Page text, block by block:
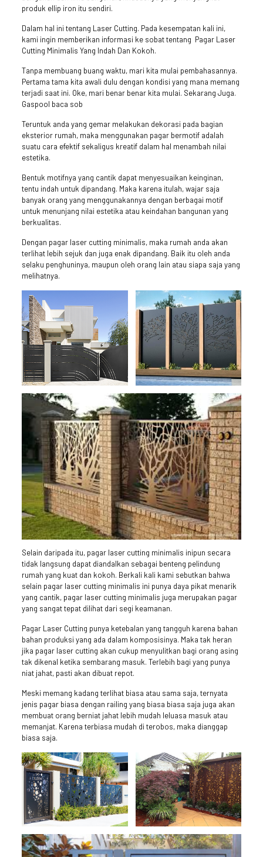
produk ellip iron itu sendiri.
Dalam hal ini tentang Laser Cutting. Pada kesempatan kali ini,
kami ingin memberikan informasi ke sobat tentang Pagar Laser
Cutting Minimalis Yang Indah Dan Kokoh.
Tanpa membuang buang waktu, mari kita mulai pembahasannya.
Pertama tama kita awali dulu dengan kondisi yang mana memang
terjadi saat ini. Oke, mari benar benar kita mulai. Sekarang Juga.
Gaspool baca sob
Teruntuk anda yang gemar melakukan dekorasi pada bagian
eksterior rumah, maka menggunakan pagar bermotif adalah
suatu cara efektif sekaligus kreatif dalam hal menambah nilai
estetika.
Bentuk motifnya yang cantik dapat menyesuaikan keinginan,
tentu indah untuk dipandang. Maka karena itulah, wajar saja
banyak orang yang menggunakannya dengan berbagai motif
untuk menunjang nilai estetika atau keindahan bangunan yang
berkualitas.
Dengan pagar laser cutting minimalis, maka rumah anda akan
terlihat lebih sejuk dan juga enak dipandang. Baik itu oleh anda
selaku penghuninya, maupun oleh orang lain atau siapa saja yang
melihatnya.
Selain daripada itu, pagar laser cutting minimalis inipun secara
tidak langsung dapat diandalkan sebagai benteng pelindung
rumah yang kuat dan kokoh. Berkali kali kami sebutkan bahwa
selain pagar laser cutting minimalis ini punya daya pikat menarik
yang cantik, pagar laser cutting minimalis juga merupakan pagar
yang sangat tepat dilihat dari segi keamanan.
Pagar Laser Cutting punya ketebalan yang tangguh karena bahan
bahan produksi yang ada dalam komposisinya. Maka tak heran
jika pagar laser cutting akan cukup menyulitkan bagi orang asing
tak dikenal ketika sembarang masuk. Terlebih bagi yang punya
niat jahat, pasti akan dibuat repot.
Meski memang kadang terlihat biasa atau sama saja, ternyata
jenis pagar biasa dengan railing yang biasa biasa saja juga akan
membuat orang berniat jahat lebih mudah leluasa masuk atau
memanjat. Karena terbiasa mudah di terobos, maka dianggap
biasa saja.